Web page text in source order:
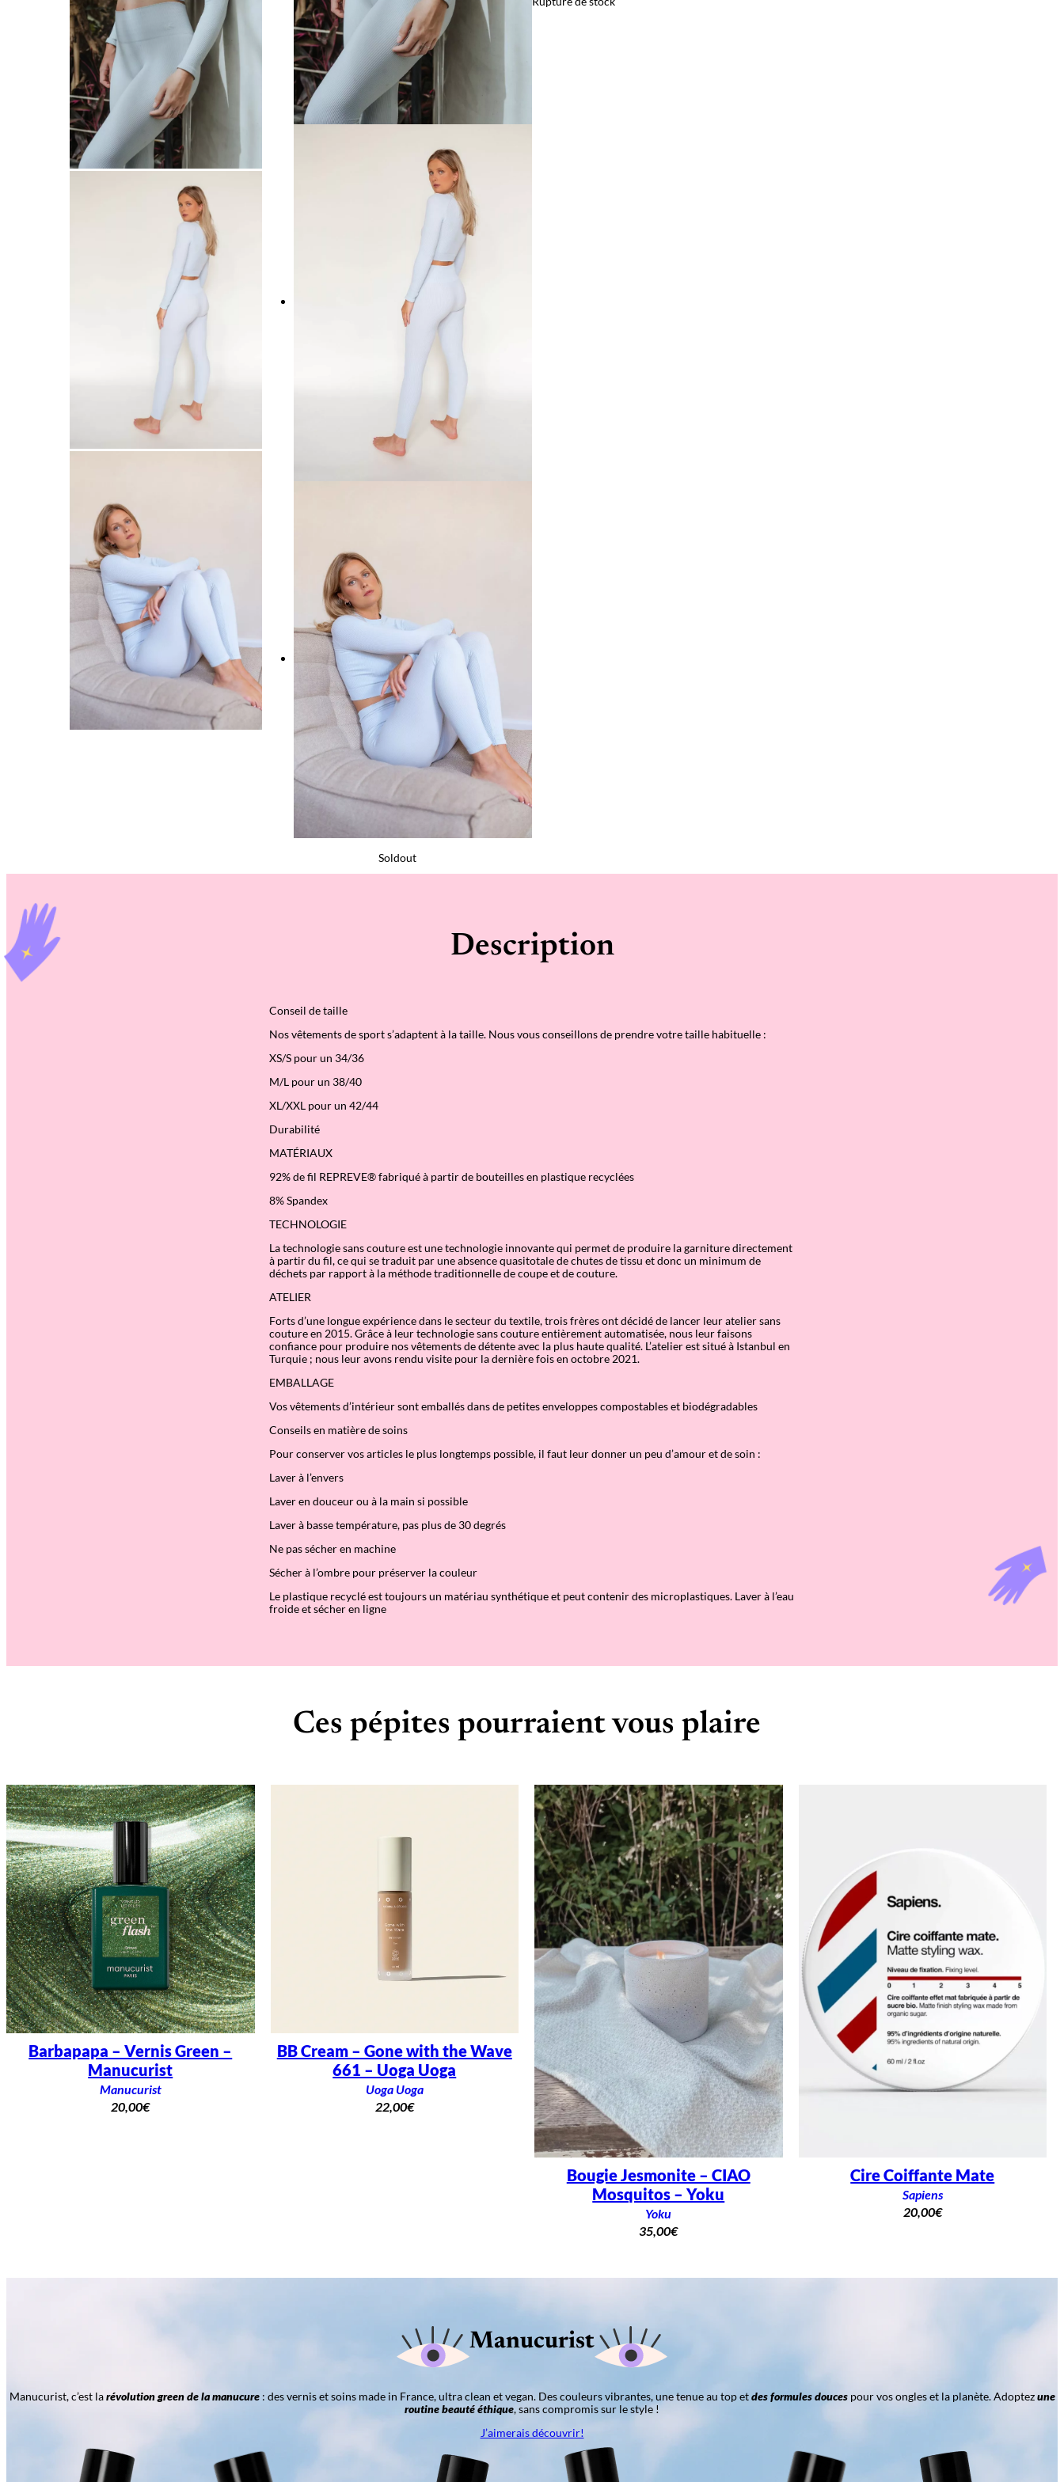
Soldout
Description
Conseil de taille
Nos vêtements de sport s’adaptent à la taille. Nous vous conseillons de prendre votre taille habituelle :
XS/S pour un 34/36
M/L pour un 38/40
XL/XXL pour un 42/44
Durabilité
MATÉRIAUX
92% de fil REPREVE® fabriqué à partir de bouteilles en plastique recyclées
8% Spandex
TECHNOLOGIE
La technologie sans couture est une technologie innovante qui permet de produire la garniture directement
à partir du fil, ce qui se traduit par une absence quasitotale de chutes de tissu et donc un minimum de
déchets par rapport à la méthode traditionnelle de coupe et de couture.
ATELIER
Forts d’une longue expérience dans le secteur du textile, trois frères ont décidé de lancer leur atelier sans
couture en 2015. Grâce à leur technologie sans couture entièrement automatisée, nous leur faisons
confiance pour produire nos vêtements de détente avec la plus haute qualité. L’atelier est situé à Istanbul en
Turquie ; nous leur avons rendu visite pour la dernière fois en octobre 2021.
EMBALLAGE
Vos vêtements d’intérieur sont emballés dans de petites enveloppes compostables et biodégradables
Conseils en matière de soins
Pour conserver vos articles le plus longtemps possible, il faut leur donner un peu d’amour et de soin :
Laver à l’envers
Laver en douceur ou à la main si possible
Laver à basse température, pas plus de 30 degrés
Ne pas sécher en machine
Sécher à l’ombre pour préserver la couleur
Le plastique recyclé est toujours un matériau synthétique et peut contenir des microplastiques. Laver à l’eau
froide et sécher en ligne
Ces pépites pourraient vous plaire
Barbapapa – Vernis Green –
Manucurist
Manucurist
20,00€
BB Cream – Gone with the Wave
661 – Uoga Uoga
Uoga Uoga
22,00€
Bougie Jesmonite – CIAO
Mosquitos – Yoku
Yoku
35,00€
Cire Coiffante Mate
Sapiens
20,00€
Manucurist
Manucurist, c’est larévolution green de la manucure: des vernis et soins made in France, ultra clean et vegan. Des couleurs vibrantes, une tenue au top etdes formules doucespour vos ongles et la planète. Adoptezune
routine beauté éthique, sans compromis sur le style !
J’aimerais découvrir!